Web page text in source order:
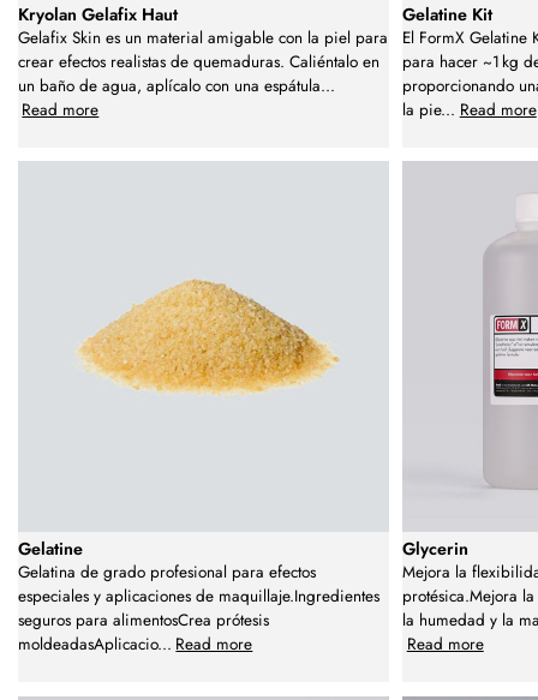
Kryolan Gelafix Haut
Gelafix Skin es un material amigable con la piel para
crear efectos realistas de quemaduras. Caliéntalo en
un baño de agua, aplícalo con una espátula...
Read more
Gelatine Kit
El FormX Gelatine
para hacer ~1 kg
proporcionando
la pie... Read more
Gelatine
Gelatina de grado profesional para efectos
especiales y aplicaciones de maquillaje.Ingredientes
seguros para alimentosCrea prótesis
moldeadasAplicacio... Read more
Glycerin
Mejora la
protésica.Mejora
la humedad y la
Read more